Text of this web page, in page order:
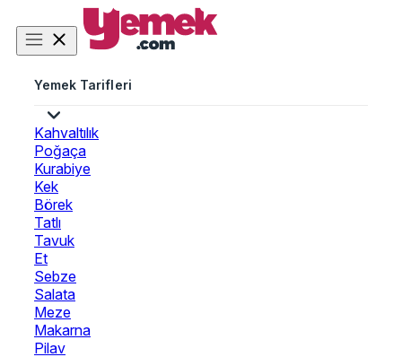
Yemek Tarifleri
Kahvaltılık
Poğaça
Kurabiye
Kek
Börek
Tatlı
Tavuk
Et
Sebze
Salata
Meze
Makarna
Pilav